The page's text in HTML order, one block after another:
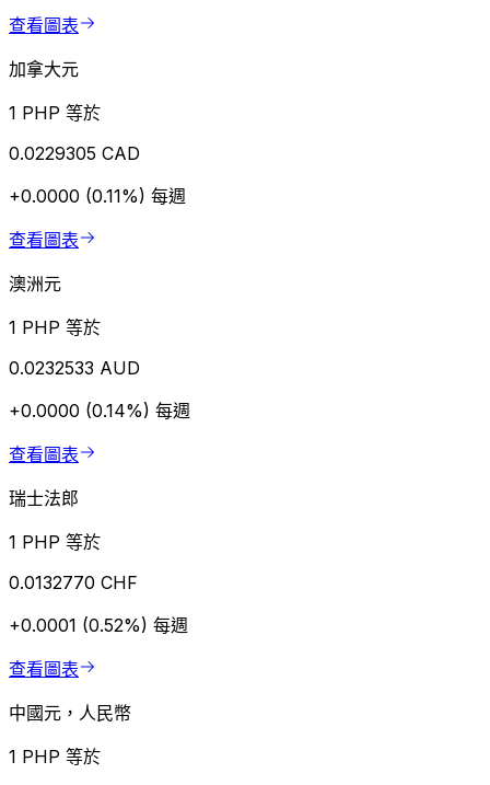
查看圖表
加拿大元
1 PHP 等於
0.0229305 CAD
+0.0000 (0.11%) 每週
查看圖表
澳洲元
1 PHP 等於
0.0232533 AUD
+0.0000 (0.14%) 每週
查看圖表
瑞士法郎
1 PHP 等於
0.0132770 CHF
+0.0001 (0.52%) 每週
查看圖表
中國元，人民幣
1 PHP 等於